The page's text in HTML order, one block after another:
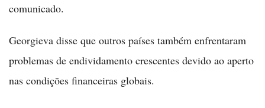
comunicado.
Georgieva disse que outros países também enfrentaram
problemas de endividamento crescentes devido ao aperto
nas condições financeiras globais.